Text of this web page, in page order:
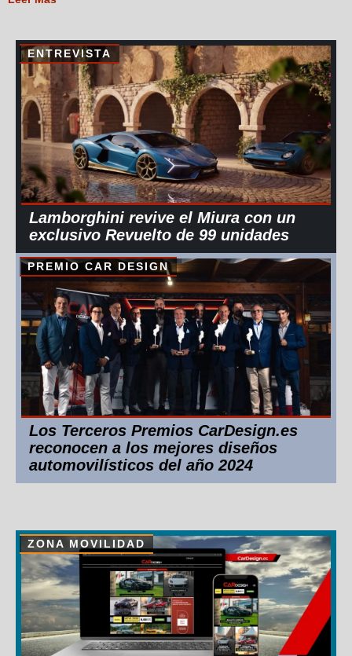
ENTREVISTA
Lamborghini revive el Miura con un
exclusivo Revuelto de 99 unidades
PREMIO CAR DESIGN
Los Terceros Premios CarDesign.es
reconocen a los mejores diseños
automovilísticos del año 2024
ZONA MOVILIDAD